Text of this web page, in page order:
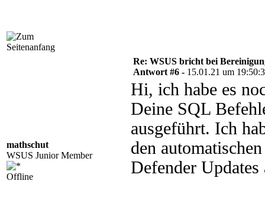
mathschut
WSUS Junior Member
Offline
Re: WSUS bricht bei
Antwort #6 - 15.01.21 um
Hi, ich habe es
Deine SQL
ausgeführt. Ich
den
Defender